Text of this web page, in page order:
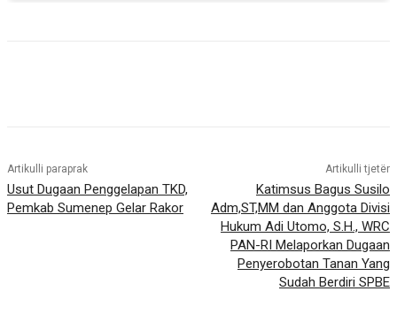
Artikulli paraprak
Usut Dugaan Penggelapan TKD,
Pemkab Sumenep Gelar Rakor
Artikulli tjetër
Katimsus Bagus Susilo
Adm,ST,MM dan Anggota Divisi
Hukum Adi Utomo, S.H., WRC
PAN-RI Melaporkan Dugaan
Penyerobotan Tanan Yang
Sudah Berdiri SPBE